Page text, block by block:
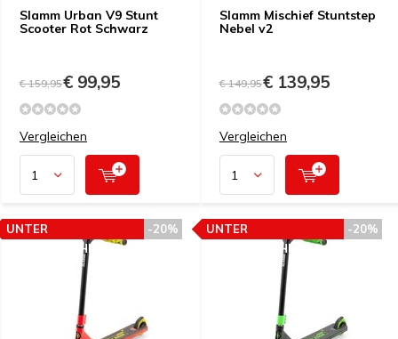
Slamm Urban V9 Stunt
Scooter Rot Schwarz
€ 159,95€ 99,95
Vergleichen
Slamm Mischief Stuntstep
Nebel v2
€ 149,95€ 139,95
Vergleichen
-20%
UNTER
PREISEMPFEHLUNG
-20%
UNTER
PREISEMPFEHLUNG